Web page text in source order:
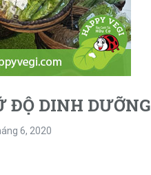
ĐỘ DINH DƯỠNG
6, 2020